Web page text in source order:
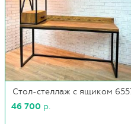
Стол-стеллаж с ящиком
46 700 р.